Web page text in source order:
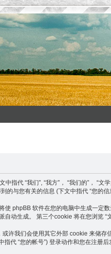
指代 “我们”, “我方”， “我们的”， “
的与您有关的信息 (下文中指代 “您的信
使 phpBB 软件在您的电脑中生成一
自动生成。 第三个cookie 将在您浏览
许我们会使用其它外部 cookie 来储
代 “您的帐号”) 登录动作和您在注册后